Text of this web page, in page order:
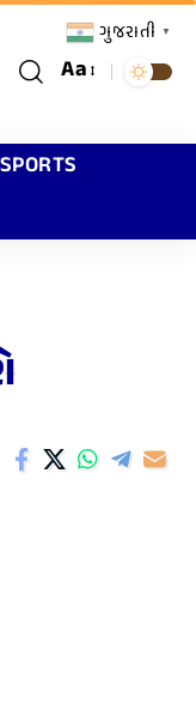
Aa
SPORTS
ગુજરાતી ▼